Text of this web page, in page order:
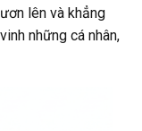
lên và khẳng
những cá nhân,